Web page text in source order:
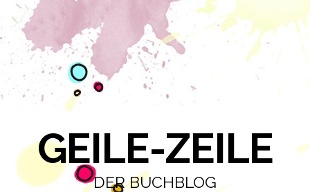
GEILE-ZEILE
DER BUCHBLOG